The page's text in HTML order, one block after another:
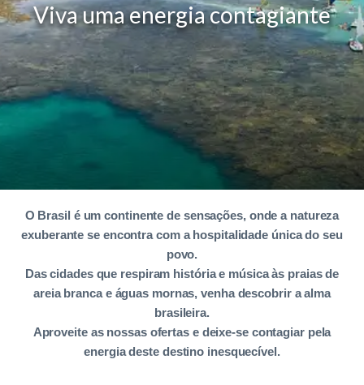
Viva uma energia contagiante
O Brasil é um continente de sensações, onde a natureza
exuberante se encontra com a hospitalidade única do seu
povo.
Das cidades que respiram história e música às praias de
areia branca e águas mornas, venha descobrir a alma
brasileira.
Aproveite as nossas ofertas e deixe-se contagiar pela
energia deste destino inesquecível.